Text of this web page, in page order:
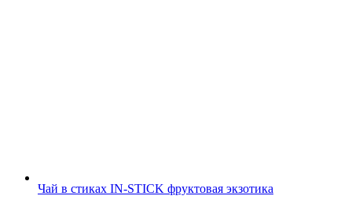
Чай в стиках IN-STICK фруктовая экзотика